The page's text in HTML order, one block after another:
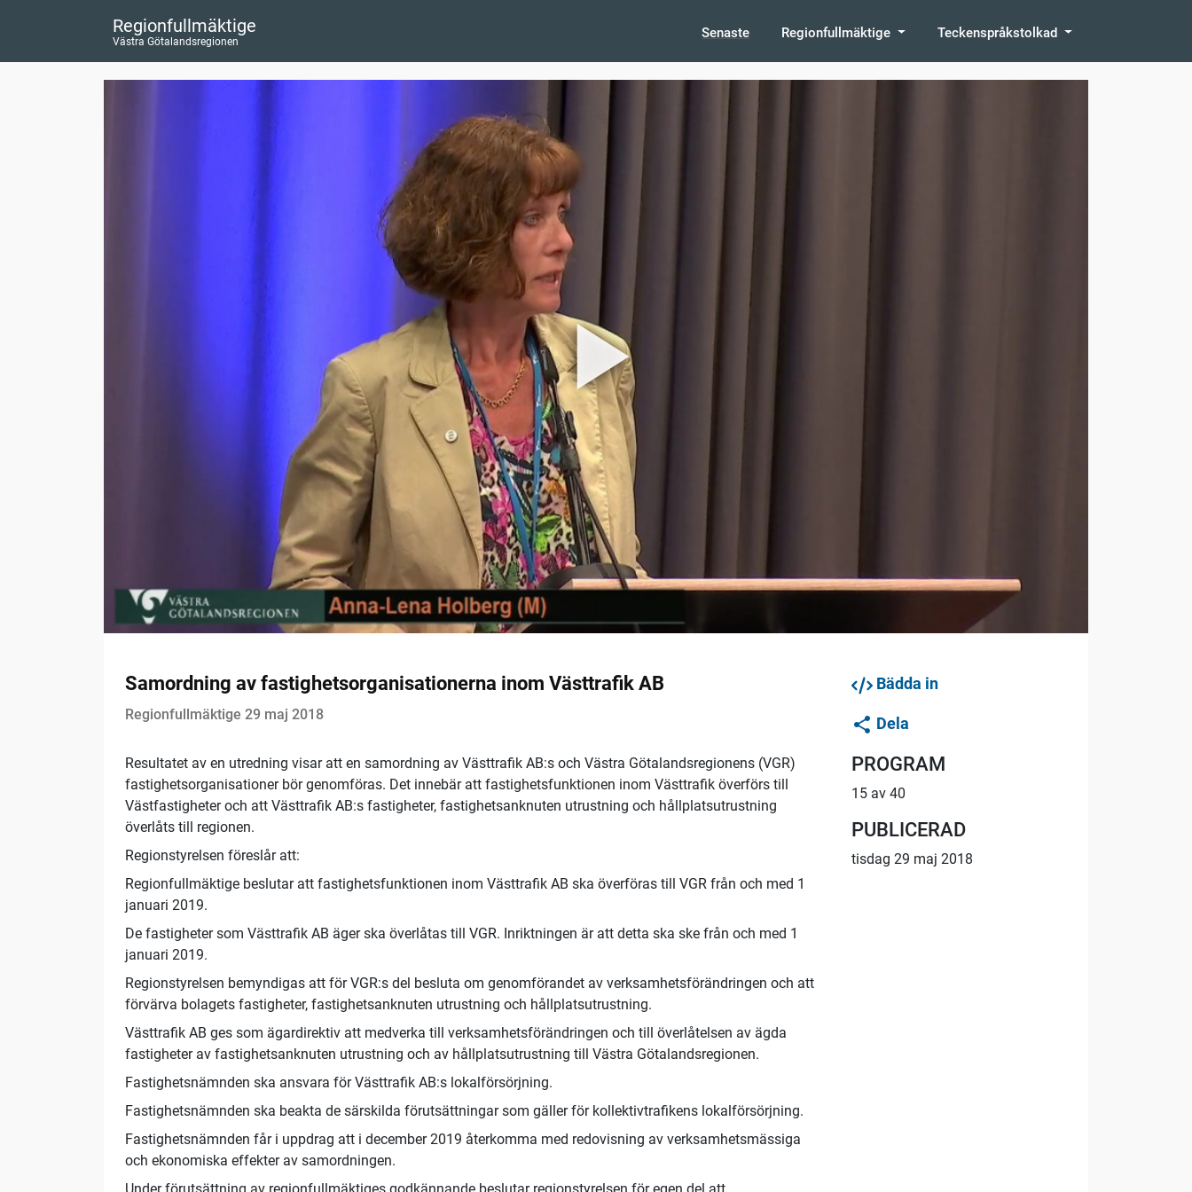
Regionfullmäktige
Västra Götalandsregionen
Senaste Regionfullmäktige Teckenspråkstolkad
Samordning av fastighetsorganisationerna inom Västtrafik AB
Regionfullmäktige 29 maj 2018
Resultatet av en utredning visar att en samordning av Västtrafik AB:s och Västra Götalandsregionens (VGR)
fastighetsorganisationer bör genomföras. Det innebär att fastighetsfunktionen inom Västtrafik överförs till
Västfastigheter och att Västtrafik AB:s fastigheter, fastighetsanknuten utrustning och hållplatsutrustning
överlåts till regionen.
Regionstyrelsen föreslår att:
Regionfullmäktige beslutar att fastighetsfunktionen inom Västtrafik AB ska överföras till VGR från och med 1
januari 2019.
De fastigheter som Västtrafik AB äger ska överlåtas till VGR. Inriktningen är att detta ska ske från och med 1
januari 2019.
Regionstyrelsen bemyndigas att för VGR:s del besluta om genomförandet av verksamhetsförändringen och att
förvärva bolagets fastigheter, fastighetsanknuten utrustning och hållplatsutrustning.
Västtrafik AB ges som ägardirektiv att medverka till verksamhetsförändringen och till överlåtelsen av ägda
fastigheter av fastighetsanknuten utrustning och av hållplatsutrustning till Västra Götalandsregionen.
Fastighetsnämnden ska ansvara för Västtrafik AB:s lokalförsörjning.
Fastighetsnämnden ska beakta de särskilda förutsättningar som gäller för kollektivtrafikens lokalförsörjning.
Fastighetsnämnden får i uppdrag att i december 2019 återkomma med redovisning av verksamhetsmässiga
och ekonomiska effekter av samordningen.
Bädda in
Dela
PROGRAM
15 av 40
PUBLICERAD
tisdag 29 maj 2018